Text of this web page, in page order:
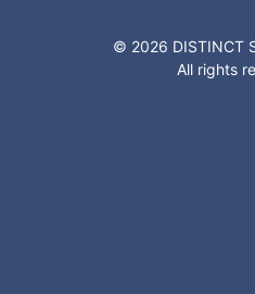
© 2026 DISTINCT
All rights